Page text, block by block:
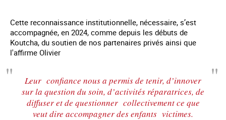
Cette reconnaissance institutionnelle, nécessaire, s’est
accompagnée, en 2024, comme depuis les débuts de
Koutcha, du soutien de nos partenaires privés ainsi que
l'affirme Olivier
Leur confiance nous a permis de tenir, d’innover
sur la question du soin, d’activités réparatrices, de
diffuser et de questionner collectivement ce que
veut dire accompagner des enfants victimes.